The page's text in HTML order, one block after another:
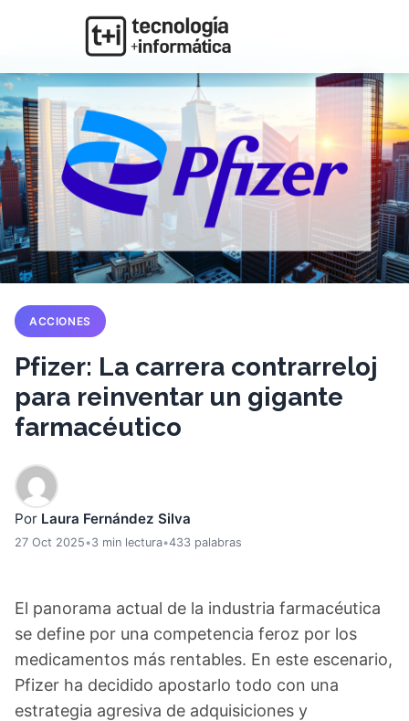
ACCIONES
Pfizer: La carrera contrarreloj
para reinventar un gigante
farmacéutico
Por Laura Fernández Silva
27 Oct 2025•3 min lectura•433 palabras
El panorama actual de la industria farmacéutica
se define por una competencia feroz por los
medicamentos más rentables. En este escenario,
Pfizer ha decidido apostarlo todo con una
estrategia agresiva de adquisiciones y